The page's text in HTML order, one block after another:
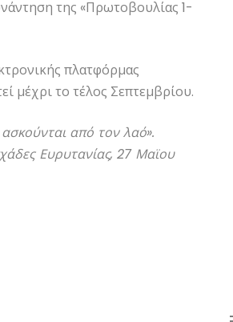
της «Πρωτοβουλίας 1-
πλατφόρμας
μέχρι το τέλος Σεπτεμβρίου.
από τον λαό».
Ευρυτανίας, 27 Μαϊου